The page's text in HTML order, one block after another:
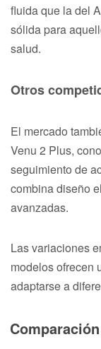
fluida que la del
sólida para
salud.
Otros
El mercado
Venu 2 Plus,
seguimiento de
combina diseño
avanzadas.
Las variaciones
modelos ofrecen
adaptarse a